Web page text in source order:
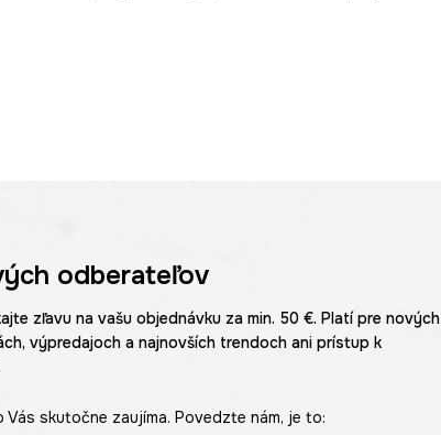
odberateľov
zľavu na vašu objednávku za min. 50 €. Platí pre nových
výpredajoch a najnovších trendoch ani prístup k
skutočne zaujíma. Povedzte nám, je to: